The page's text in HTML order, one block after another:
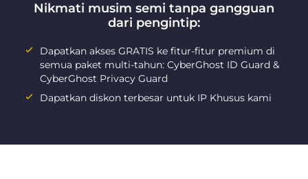
Nikmati musim semi tanpa gangguan
dari pengintip:
Dapatkan akses GRATIS ke fitur-fitur premium di
semua paket multi-tahun: CyberGhost ID Guard &
CyberGhost Privacy Guard
Dapatkan diskon terbesar untuk IP Khusus kami